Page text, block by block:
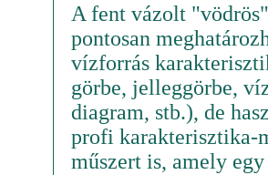
A fent vázolt
pontosan
vízforrás
görbe, jelleggörbe,
diagram, stb.), de
profi karakterisztika-
műszert is, amely egy